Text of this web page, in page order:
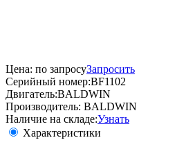
Цена: по запросуЗапросить
Серийный номер:BF1102
Двигатель:BALDWIN
Производитель: BALDWIN
Наличие на складе:Узнать
Характеристики